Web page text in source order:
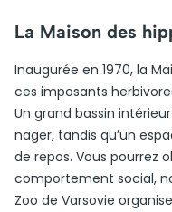
La Maison des
Inaugurée en 1970, la
ces imposants
Un grand bassin
nager, tandis qu’un
de repos. Vous pourrez
comportement social,
Zoo de Varsovie